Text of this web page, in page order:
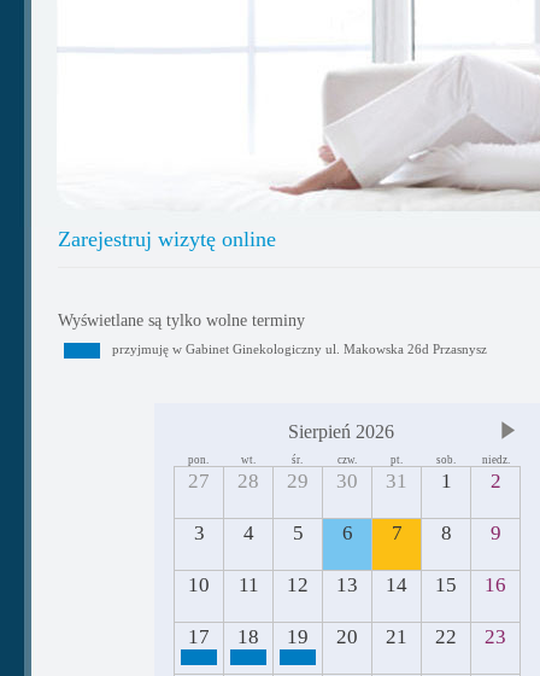
Zarejestruj wizytę online
Wyświetlane są tylko wolne terminy
przyjmuję w Gabinet Ginekologiczny ul. Makowska 26d Przasnysz
Sierpień 2026
pon. wt. śr. czw. pt. sob. niedz.
27 28 29 30 31 1 2
3 4 5 6 7 8 9
10 11 12 13 14 15 16
17 18 19 20 21 22 23